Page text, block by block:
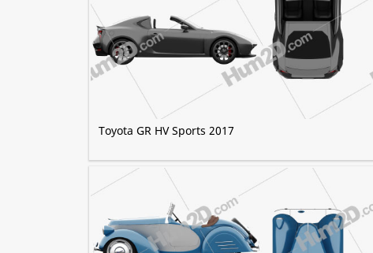
Toyota GR HV Sports 2017